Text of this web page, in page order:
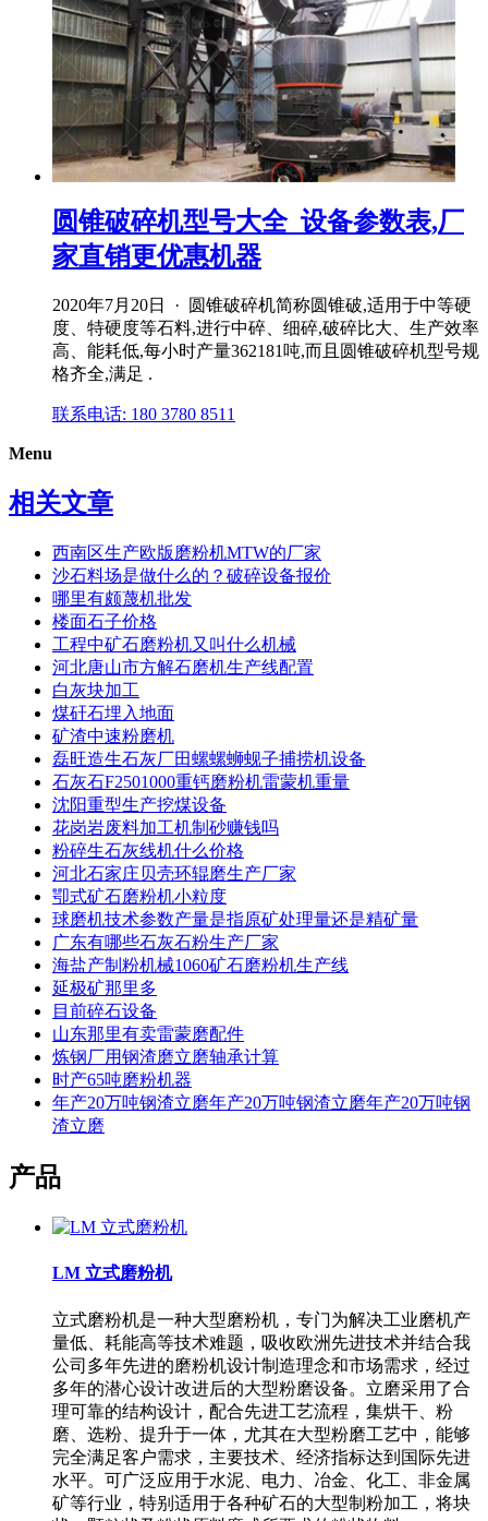
圆锥破碎机型号大全_设备参数表,厂
家直销更优惠机器
2020年7月20日 · 圆锥破碎机简称圆锥破,适用于中等硬
度、特硬度等石料,进行中碎、细碎,破碎比大、生产效率
高、能耗低,每小时产量362181吨,而且圆锥破碎机型号规
格齐全,满足 .
联系电话: 180 3780 8511
Menu
相关文章
西南区生产欧版磨粉机MTW的厂家
沙石料场是做什么的？破碎设备报价
哪里有颇蔑机批发
楼面石子价格
工程中矿石磨粉机又叫什么机械
河北唐山市方解石磨机生产线配置
白灰块加工
煤矸石埋入地面
矿渣中速粉磨机
磊旺造生石灰厂田螺螺蛳蚬子捕捞机设备
石灰石F2501000重钙磨粉机雷蒙机重量
沈阳重型生产挖煤设备
花岗岩废料加工机制砂赚钱吗
粉碎生石灰线机什么价格
河北石家庄贝壳环辊磨生产厂家
卾式矿石磨粉机小粒度
球磨机技术参数产量是指原矿处理量还是精矿量
广东有哪些石灰石粉生产厂家
海盐产制粉机械1060矿石磨粉机生产线
延极矿那里多
目前碎石设备
山东那里有卖雷蒙磨配件
炼钢厂用钢渣磨立磨轴承计算
时产65吨磨粉机器
年产20万吨钢渣立磨年产20万吨钢渣立磨年产20万吨钢
渣立磨
产品
LM 立式磨粉机
立式磨粉机是一种大型磨粉机，专门为解决工业磨机产
量低、耗能高等技术难题，吸收欧洲先进技术并结合我
公司多年先进的磨粉机设计制造理念和市场需求，经过
多年的潜心设计改进后的大型粉磨设备。立磨采用了合
理可靠的结构设计，配合先进工艺流程，集烘干、粉
磨、选粉、提升于一体，尤其在大型粉磨工艺中，能够
完全满足客户需求，主要技术、经济指标达到国际先进
水平。可广泛应用于水泥、电力、冶金、化工、非金属
矿等行业，特别适用于各种矿石的大型制粉加工，将块